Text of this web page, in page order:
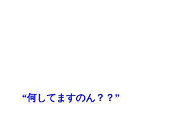
“何してますのん？？”